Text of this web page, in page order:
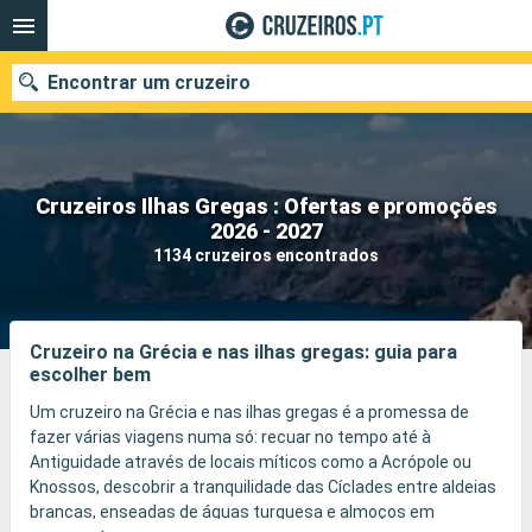
Cruzeiros Ilhas Gregas : Ofertas e promoções
2026 - 2027
1134 cruzeiros encontrados
Encontrar um cruzeiro
Quando ir?
Data de partida
Portos Companhias
Cruzeiro na Grécia e nas ilhas gregas: guia para
escolher bem
Um cruzeiro na Grécia e nas ilhas gregas é a promessa de
fazer várias viagens numa só: recuar no tempo até à
Antiguidade através de locais míticos como a Acrópole ou
Knossos, descobrir a tranquilidade das Cíclades entre aldeias
brancas, enseadas de águas turquesa e almoços em